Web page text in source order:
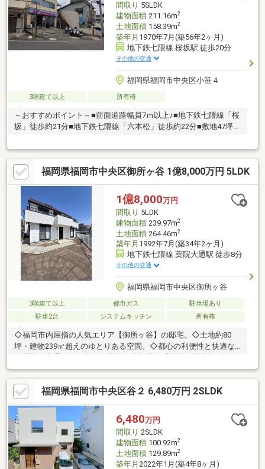
間取り 5SLDK
建物面積211.16m2
土地面積158.39m2
築年月 1970年7月(築56年2ヶ月)
地下鉄七隈線 桜坂駅 徒歩20分
その他の交通
福岡県福岡市中央区小笹４
3階建て以上 所有権
～おすすめポイント～■前面道路幅員7ｍ以上♪■地下鉄七隈線「桜
坂」徒歩約21分■地下鉄七隈線「六本松」徒歩約22分■敷地47坪で
様々な建築プランが可能♪◇笹丘小学校：徒歩約9分◇友泉中学
校：徒歩約13分☆年間1600件の相談実績☆頭金0円可能！月々の
返済がご不安な方！もっと良い条件を引き出したい方！すでにお
借入のある方！など、住宅ローンのお悩みをこれまでにたくさん
お受けしてきました＾＾お客様に合った最適な金融機関のご提案
や、将来を見越した無理のないご返済プランの作成もしていま
す！ぜひ一度ご相談下さい＾＾
福岡県福岡市中央区御所ヶ谷 1億8,000万円 5LDK
1億8,000万円
間取り 5LDK
建物面積239.97m2
土地面積264.46m2
築年月 1992年7月(築34年2ヶ月)
地下鉄七隈線 薬院大通駅 徒歩8分
その他の交通
福岡県福岡市中央区御所ヶ谷
3階建て以上 都市ガス
駐車場あり
駐車2台
システムキッチン 所有権
◇福岡市内屈指の人気エリア【御所ヶ谷】の邸宅。◇土地約80
坪・建物239㎡超えのゆとりある空間。◇都心の利便性と快適な
「薬院大通」駅徒歩8分！◇少し高台に立地し眺望・陽当り良
好！◇ゆとりのカースペース2台分！◇即引渡可能！ぜひご内覧
くださいませ！福岡県福岡市中央区谷２ 6,480万円 2SLDK
6,480万円
間取り 2SLDK
建物面積100.92m2
土地面積129.89m2
築年月 2022年1月(築4年8ヶ月)